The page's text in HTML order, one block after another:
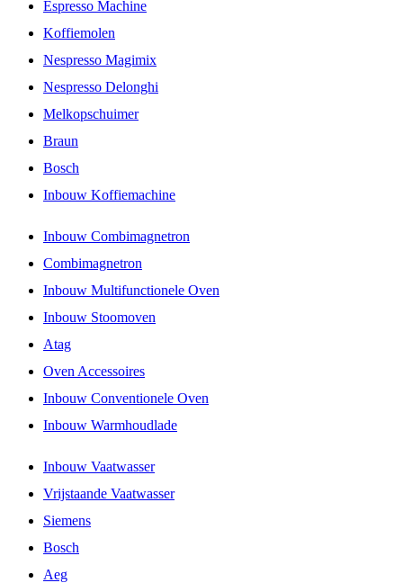
Espresso Machine
Koffiemolen
Nespresso Magimix
Nespresso Delonghi
Melkopschuimer
Braun
Bosch
Inbouw Koffiemachine
Inbouw Combimagnetron
Combimagnetron
Inbouw Multifunctionele Oven
Inbouw Stoomoven
Atag
Oven Accessoires
Inbouw Conventionele Oven
Inbouw Warmhoudlade
Inbouw Vaatwasser
Vrijstaande Vaatwasser
Siemens
Bosch
Aeg